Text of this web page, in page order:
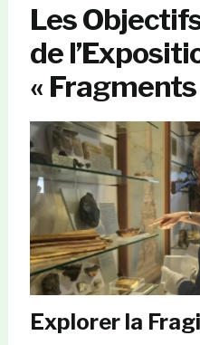
Les
de
« Fragments
Explorer la